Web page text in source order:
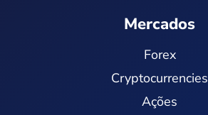
Mercados
Forex
Cryptocurrencies
Ações